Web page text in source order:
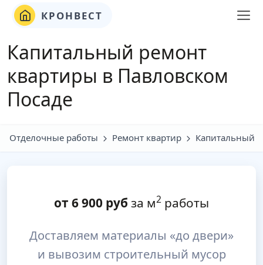
КРОНВЕСТ
Капитальный ремонт
квартиры в Павловском
Посаде
Отделочные работы Ремонт квартир Капитальный
от 6 900 руб за м2 работы
Доставляем материалы «до двери»
и вывозим строительный мусор